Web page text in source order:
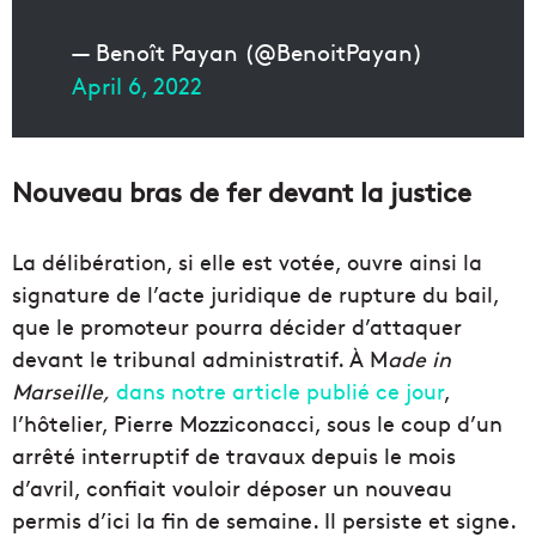
— Benoît Payan (@BenoitPayan)
April 6, 2022
Nouveau bras de fer devant la justice
La délibération, si elle est votée, ouvre ainsi la
signature de l’acte juridique de rupture du bail,
que le promoteur pourra décider d’attaquer
devant le tribunal administratif. À Made in
Marseille, dans notre article publié ce jour,
l’hôtelier, Pierre Mozziconacci, sous le coup d’un
arrêté interruptif de travaux depuis le mois
d’avril, confiait vouloir déposer un nouveau
permis d’ici la fin de semaine. Il persiste et signe.